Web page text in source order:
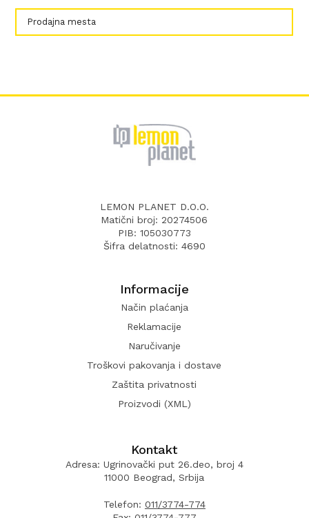
Prodajna mesta
LEMON PLANET D.O.O.
Matični broj: 20274506
PIB: 105030773
Šifra delatnosti: 4690
Informacije
Način plaćanja
Reklamacije
Naručivanje
Troškovi pakovanja i dostave
Zaštita privatnosti
Proizvodi (XML)
Kontakt
Adresa: Ugrinovački put 26.deo, broj 4
11000 Beograd, Srbija
Telefon: 011/3774-774